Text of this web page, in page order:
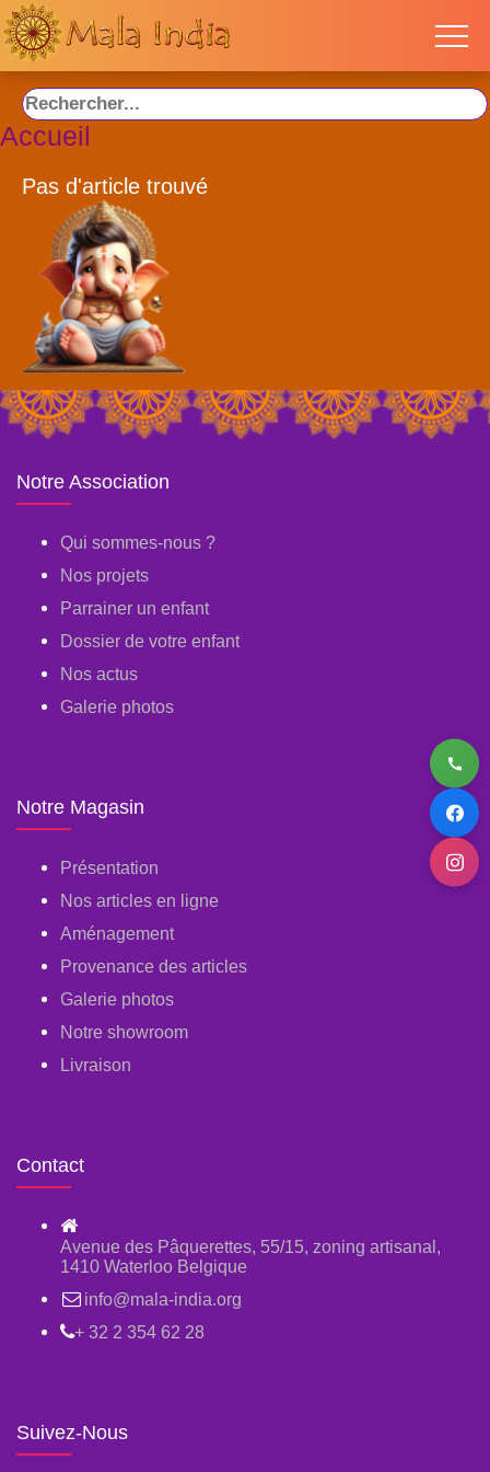
Accueil
Pas d'article trouvé
Notre Association
Qui sommes-nous ?
Nos projets
Parrainer un enfant
Dossier de votre enfant
Nos actus
Galerie photos
Notre Magasin
Présentation
Nos articles en ligne
Aménagement
Provenance des articles
Galerie photos
Notre showroom
Livraison
Contact
Avenue des Pâquerettes, 55/15, zoning artisanal,
1410 Waterloo Belgique
info@mala-india.org
+ 32 2 354 62 28
Suivez-Nous